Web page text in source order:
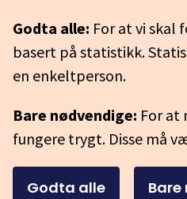
Godta alle: For at vi skal
basert på statistikk.
en enkeltperson.
Bare nødvendige: For at
fungere trygt. Disse må
Godta alle